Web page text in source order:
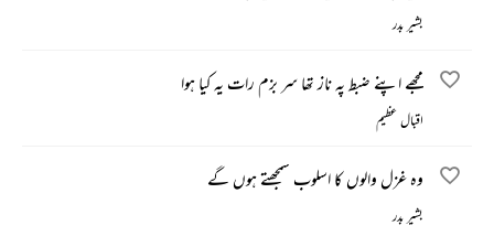
بشیر بدر
مجھے اپنے ضبط پہ ناز تھا سر بزم رات یہ کیا ہوا
اقبال عظیم
وہ غزل والوں کا اسلوب سمجھتے ہوں گے
بشیر بدر